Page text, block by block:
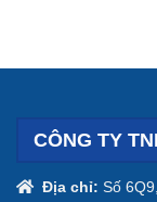
CÔNG TY
Địa chỉ: Số